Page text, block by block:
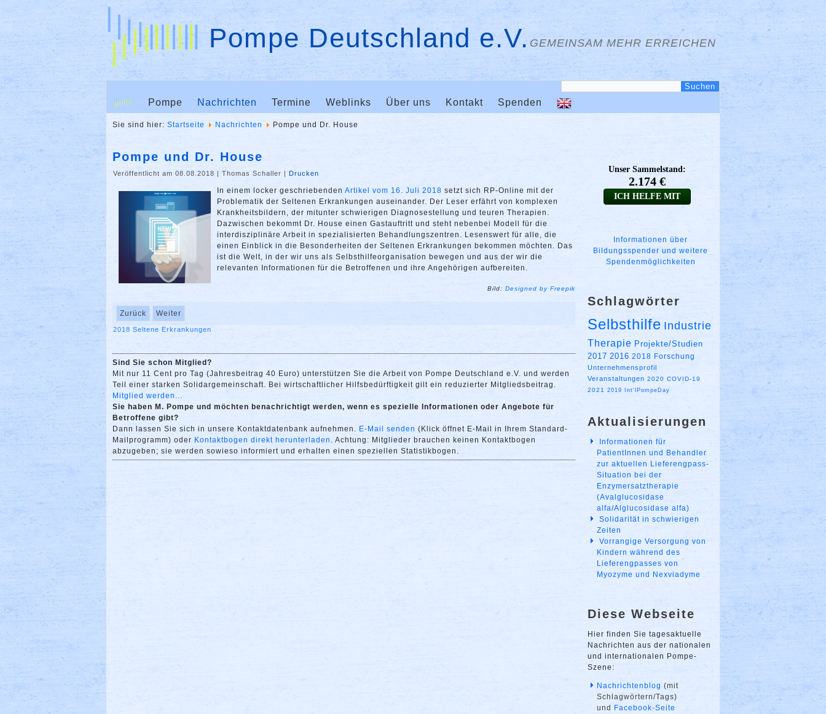
Pompe Deutschland e.V.GEMEINSAM MEHR ERREICHEN
Pompe Nachrichten Termine Weblinks Über uns Kontakt Spenden
Sie sind hier: Startseite Nachrichten Pompe und Dr. House
Pompe und Dr. House
Veröffentlicht am 08.08.2018 | Thomas Schaller | Drucken
In einem locker geschriebenden Artikel vom 16. Juli 2018 setzt sich RP-Online mit der
Problematik der Seltenen Erkrankungen auseinander. Der Leser erfährt von komplexen
Krankheitsbildern, der mitunter schwierigen Diagnosestellung und teuren Therapien.
Dazwischen bekommt Dr. House einen Gastauftritt und steht nebenbei Modell für die
interdisziplinäre Arbeit in spezialisierten Behandlungszentren. Lesenswert für alle, die
einen Einblick in die Besonderheiten der Seltenen Erkrankungen bekommen möchten. Das
ist die Welt, in der wir uns als Selbsthilfeorganisation bewegen und aus der wir die
relevanten Informationen für die Betroffenen und ihre Angehörigen aufbereiten.
Bild: Designed by Freepik
Zurück Weiter
2018 Seltene Erkrankungen
Sind Sie schon Mitglied?
Mit nur 11 Cent pro Tag (Jahresbeitrag 40 Euro) unterstützen Sie die Arbeit von Pompe Deutschland e.V. und werden
Teil einer starken Solidargemeinschaft. Bei wirtschaftlicher Hilfsbedürftigkeit gilt ein reduzierter Mitgliedsbeitrag.
Mitglied werden...
Sie haben M. Pompe und möchten benachrichtigt werden, wenn es spezielle Informationen oder Angebote für
Betroffene gibt?
Dann lassen Sie sich in unsere Kontaktdatenbank aufnehmen. E-Mail senden (Klick öffnet E-Mail in Ihrem Standard-
Mailprogramm) oder Kontaktbogen direkt herunterladen . Achtung: Mitglieder brauchen keinen Kontaktbogen
abzugeben; sie werden sowieso informiert und erhalten einen speziellen Statistikbogen.
Informationen über
Bildungsspender und weitere
Spendenmöglichkeiten
Schlagwörter
Selbsthilfe Industrie
Therapie Projekte/Studien
2017 2016 2018 Forschung
Unternehmensprofil
Veranstaltungen 2020 COVID-19
2021
2019 Int'lPompeDay
Aktualisierungen
Informationen für
PatientInnen und Behandler
zur aktuellen Lieferengpass-
Situation bei der
Enzymersatztherapie
(Avalglucosidase
alfa/Alglucosidase alfa)
Solidarität in schwierigen
Zeiten
Vorrangige Versorgung von
Kindern während des
Lieferengpasses von
Myozyme und Nexviadyme
Diese Webseite
Hier finden Sie tagesaktuelle
Nachrichten aus der nationalen
und internationalen Pompe-
Szene:
Nachrichtenblog (mit
Schlagwörtern/Tags)
und
Facebook-Seite